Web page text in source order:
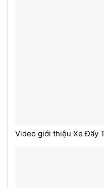
Video giới thiệu Xe Đẩy